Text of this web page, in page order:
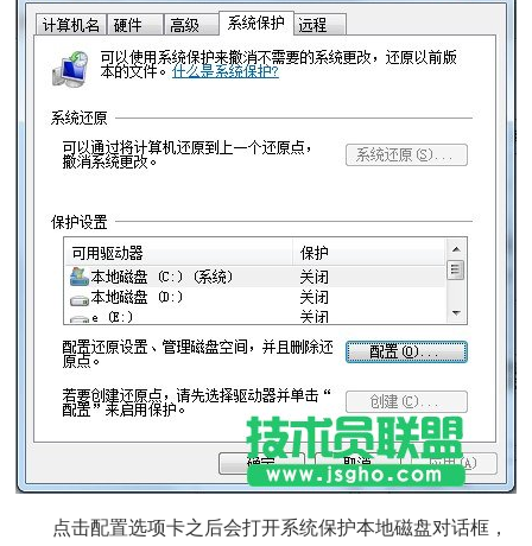
点击配置选项卡之后会打开系统保护本地磁盘对话框，